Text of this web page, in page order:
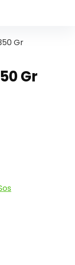
Gr
Gr